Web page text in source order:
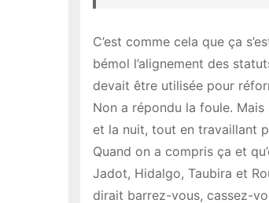
C’est comme cela que ça
bémol l’alignement des
devait être utilisée pour
Non a répondu la foule.
et la nuit, tout en travaillant
Quand on a compris ça et
Jadot, Hidalgo, Taubira et
dirait barrez-vous, cassez-